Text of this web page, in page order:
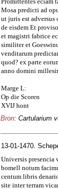
Mosa predicti ad
ut juris est
de eisdem Et
et magistri fabrice
similiter et
venditarum
quod? ex parte
anno domini
Marge L:
Op die Scoren
XVIJ hont
Bron: Cartularium
13-01-1470.
Universis presencia
bomell notum
centum libris
site inter terram